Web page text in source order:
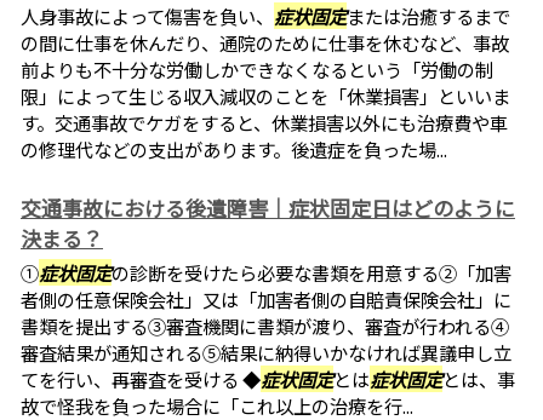
人身事故によって傷害を負い、 症状固定または治癒するまで
の間に仕事を休んだり、通院のために仕事を休むなど、事故
前よりも不十分な労働しかできなくなるという「労働の制
限」によって生じる収入減収のことを「休業損害」といいま
す。交通事故でケガをすると、休業損害以外にも治療費や車
の修理代などの支出があります。後遺症を負った場...
交通事故における後遺障害｜症状固定日はどのように
決まる？
①症状固定の診断を受けたら必要な書類を用意する②「加害
者側の任意保険会社」又は「加害者側の自賠責保険会社」に
書類を提出する③審査機関に書類が渡り、審査が行われる④
審査結果が通知される⑤結果に納得いかなければ異議申し立
てを行い、再審査を受ける ◆症状固定とは症状固定とは、事
故で怪我を負った場合に「これ以上の治療を行...